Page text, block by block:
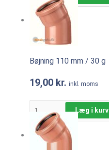
Bøjning 110 mm / 30 g
19,00 kr. inkl. moms
Læg i kurv